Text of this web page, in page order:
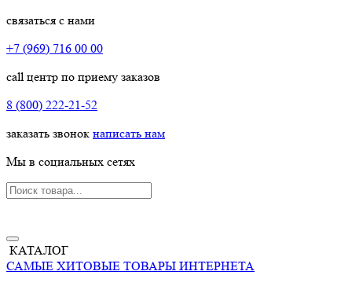
связаться с нами
+7 (969) 716 00 00
call центр по приему заказов
8 (800) 222-21-52
заказать звонок написать нам
Мы в социальных сетях
КАТАЛОГ
САМЫЕ ХИТОВЫЕ ТОВАРЫ ИНТЕРНЕТА